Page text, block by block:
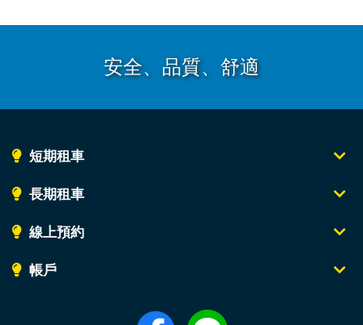
安全、品質、舒適
短期租車
長期租車
線上預約
帳戶